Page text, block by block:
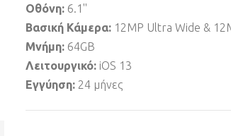
Οθόνη: 6.1''
Βασική Κάμερα: 12MP Ultra Wide &
Μνήμη: 64GB
Λειτουργικό: iOS 13
Εγγύηση: 24 μήνες